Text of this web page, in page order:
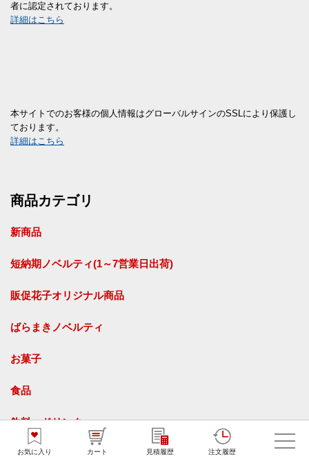
お気に入り カート 見積履歴 注文履歴
者に認定されております。
詳細はこちら
本サイトでのお客様の個人情報はグローバルサインのSSLにより保護し
ております。
詳細はこちら
商品カテゴリ
新商品
短納期ノベルティ(1～7営業日出荷)
販促花子オリジナル商品
ばらまきノベルティ
お菓子
食品
飲料・ドリンク
タオル